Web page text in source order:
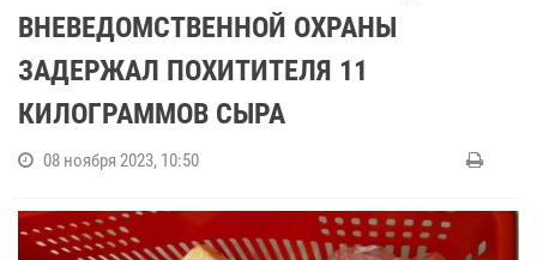
ВНЕВЕДОМСТВЕННОЙ ОХРАНЫ
ЗАДЕРЖАЛ ПОХИТИТЕЛЯ 11
КИЛОГРАММОВ СЫРА
08 ноября 2023, 10:50